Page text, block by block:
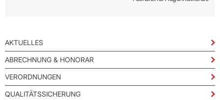
AKTUELLES
ABRECHNUNG & HONORAR
VERORDNUNGEN
QUALITÄTSSICHERUNG